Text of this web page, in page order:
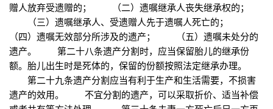
赠人放弃受遗赠的； （二）遗嘱继承人丧失继承权的；
（三）遗嘱继承人、受遗赠人先于遗嘱人死亡的；
（四）遗嘱无效部分所涉及的遗产； （五）遗嘱未处分的
遗产。 第二十八条遗产分割时，应当保留胎儿的继承份
额。胎儿出生时是死体的，保留的份额按照法定继承办理。
第二十九条遗产分割应当有利于生产和生活需要，不损害
遗产的效用。 不宜分割的遗产，可以采取折价、适当补偿